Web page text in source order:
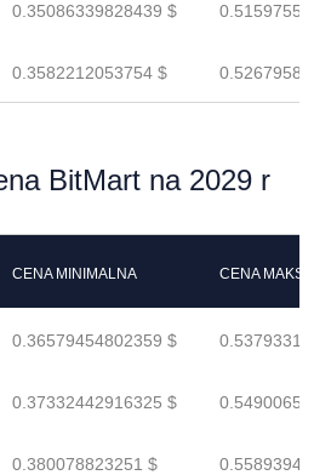
0.35086339828439 $
0.3582212053754 $
BitMart na 2029 r
CENA MINIMALNA CENA
0.36579454802359 $
0.37332442916325 $
0.380078823251 $